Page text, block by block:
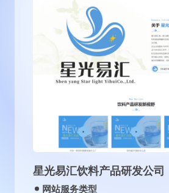
沈阳古泉源环保设备有限公司
网站服务类型